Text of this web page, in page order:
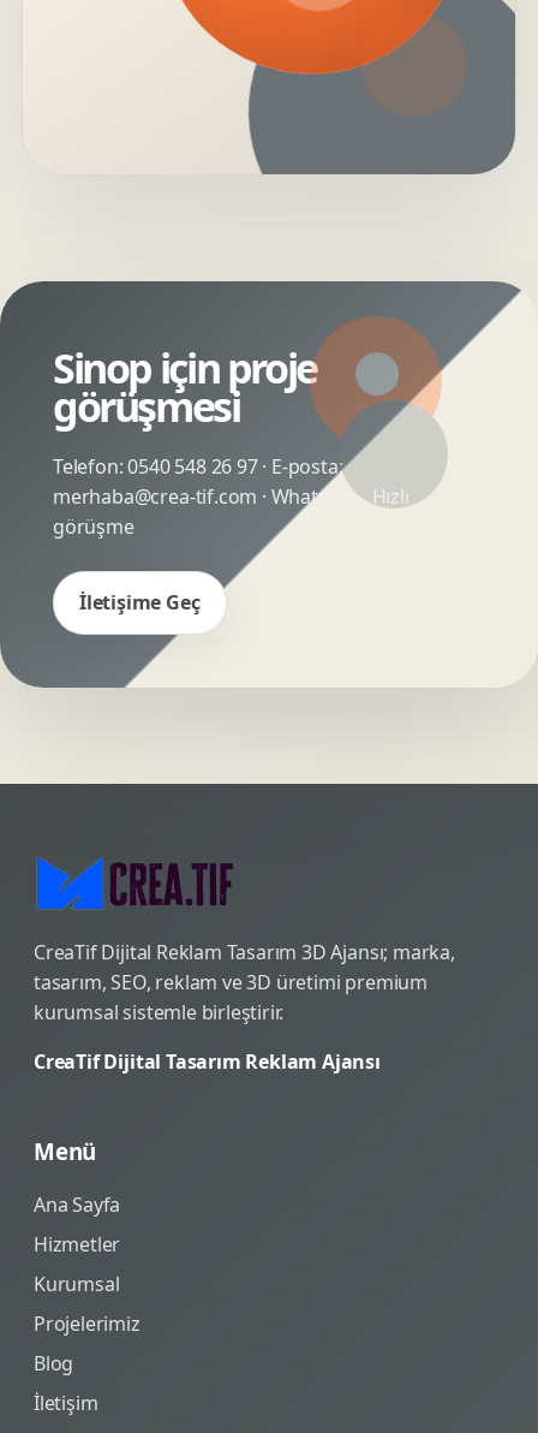
Sinop için proje
görüşmesi
Telefon:0540 548 26 97· E-posta:
merhaba@crea-tif.com · WhatsApp:Hızlı
görüşme
İletişime Geç
CreaTif Dijital Reklam Tasarım 3D Ajansı; marka,
tasarım, SEO, reklam ve 3D üretimi premium
kurumsal sistemle birleştirir.
CreaTif Dijital Tasarım Reklam Ajansı
Menü
Ana Sayfa
Hizmetler
Kurumsal
Projelerimiz
Blog
İletişim